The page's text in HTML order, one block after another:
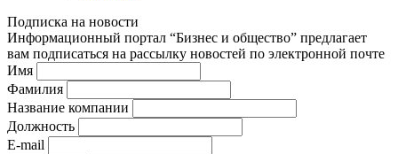
Подписка на новости
Информационный портал “Бизнес и общество” предлагает
вам подписаться на рассылку новостей по электронной почте
Имя
Фамилия
Название компании
Должность
E-mail